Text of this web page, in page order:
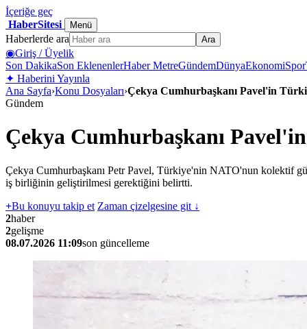
İçeriğe geç
HaberSitesi
Menü
Haberlerde ara Ara
◉Giriş / Üyelik
Son DakikaSon EklenenlerHaber MetreGündemDünyaEkonomiSpor
✦ Haberini Yayınla
Ana Sayfa›Konu Dosyaları›Çekya Cumhurbaşkanı Pavel'in
Gündem
Çekya Cumhurbaşkanı
Çekya Cumhurbaşkanı Petr Pavel, Türkiye'nin NATO'nun kolektif
iş birliğinin geliştirilmesi gerektiğini belirtti.
+Bu konuyu takip et Zaman çizelgesine git ↓
2haber
2gelişme
08.07.2026 11:09son güncelleme